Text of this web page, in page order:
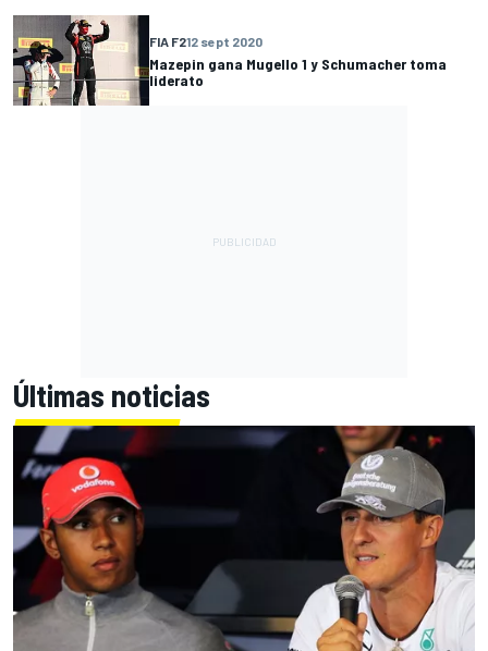
FIA F212 sept 2020
Mazepin gana Mugello 1 y Schumacher toma
liderato
Últimas noticias